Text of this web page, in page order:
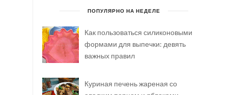
ПОПУЛЯРНО НА НЕДЕЛЕ
Как пользоваться силиконовыми
формами для выпечки: девять
важных правил
Куриная печень жареная со